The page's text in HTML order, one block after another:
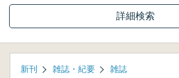
詳細検索
新刊 雑誌・紀要 雑誌